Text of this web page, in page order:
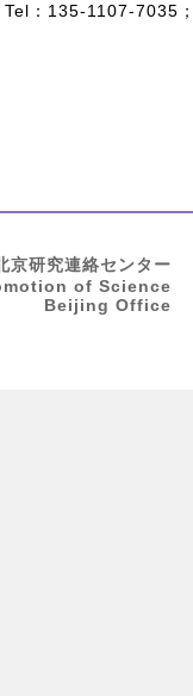
Tel：135-1107-7035